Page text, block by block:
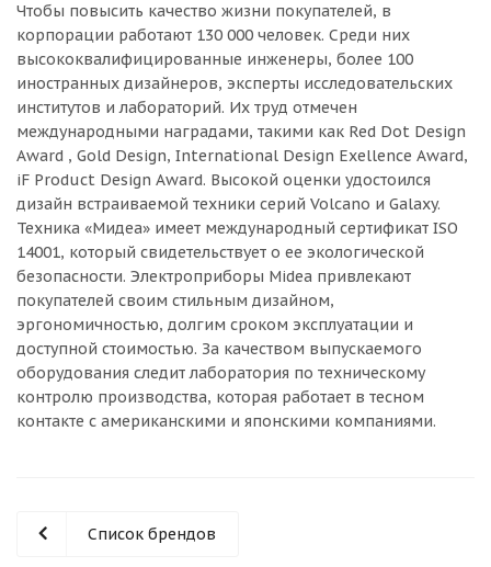
Чтобы повысить качество жизни покупателей, в
корпорации работают 130 000 человек. Среди них
высококвалифицированные инженеры, более 100
иностранных дизайнеров, эксперты исследовательских
институтов и лабораторий. Их труд отмечен
международными наградами, такими как Red Dot Design
Award , Gold Design, International Design Exellence Award,
iF Product Design Award. Высокой оценки удостоился
дизайн встраиваемой техники серий Volcano и Galaxy.
Техника «Мидеа» имеет международный сертификат ISO
14001, который свидетельствует о ее экологической
безопасности. Электроприборы Мidea привлекают
покупателей своим стильным дизайном,
эргономичностью, долгим сроком эксплуатации и
доступной стоимостью. За качеством выпускаемого
оборудования следит лаборатория по техническому
контролю производства, которая работает в тесном
контакте с американскими и японскими компаниями.
Список брендов